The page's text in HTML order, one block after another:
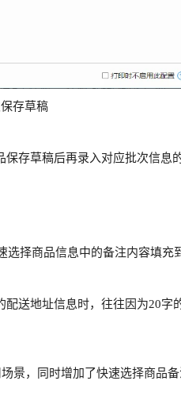
存草稿
存草稿后再录入对应批次信息
选择商品信息中的备注内容填充
送地址信息时，往往因为20字
景，同时增加了快速选择商品